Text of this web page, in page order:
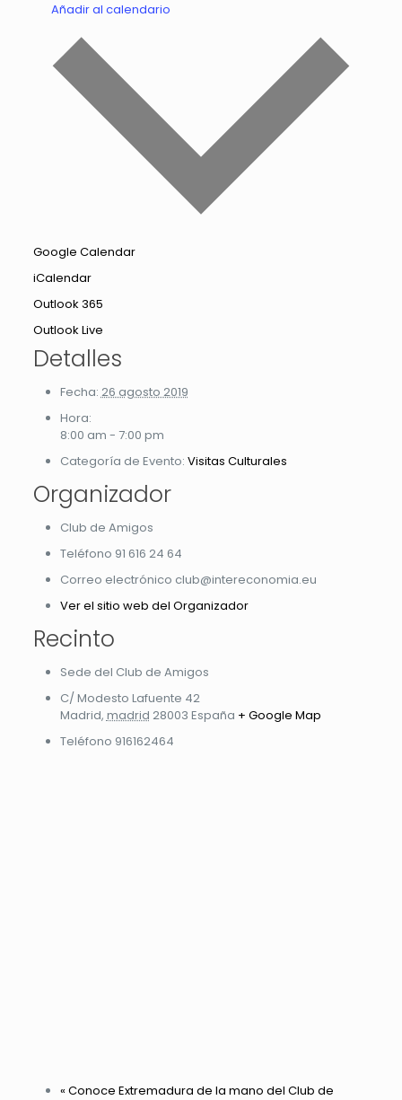
Añadir al calendario
Google Calendar
iCalendar
Outlook 365
Outlook Live
Detalles
Fecha: 26 agosto 2019
Hora:
8:00 am - 7:00 pm
Categoría de Evento: Visitas Culturales
Organizador
Club de Amigos
Teléfono 91 616 24 64
Correo electrónico club@intereconomia.eu
Ver el sitio web del Organizador
Recinto
Sede del Club de Amigos
C/ Modesto Lafuente 42
Madrid, madrid 28003 España + Google Map
Teléfono 916162464
« Conoce Extremadura de la mano del Club de